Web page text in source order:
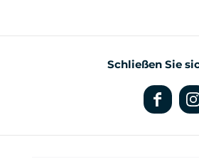
Schließen Sie